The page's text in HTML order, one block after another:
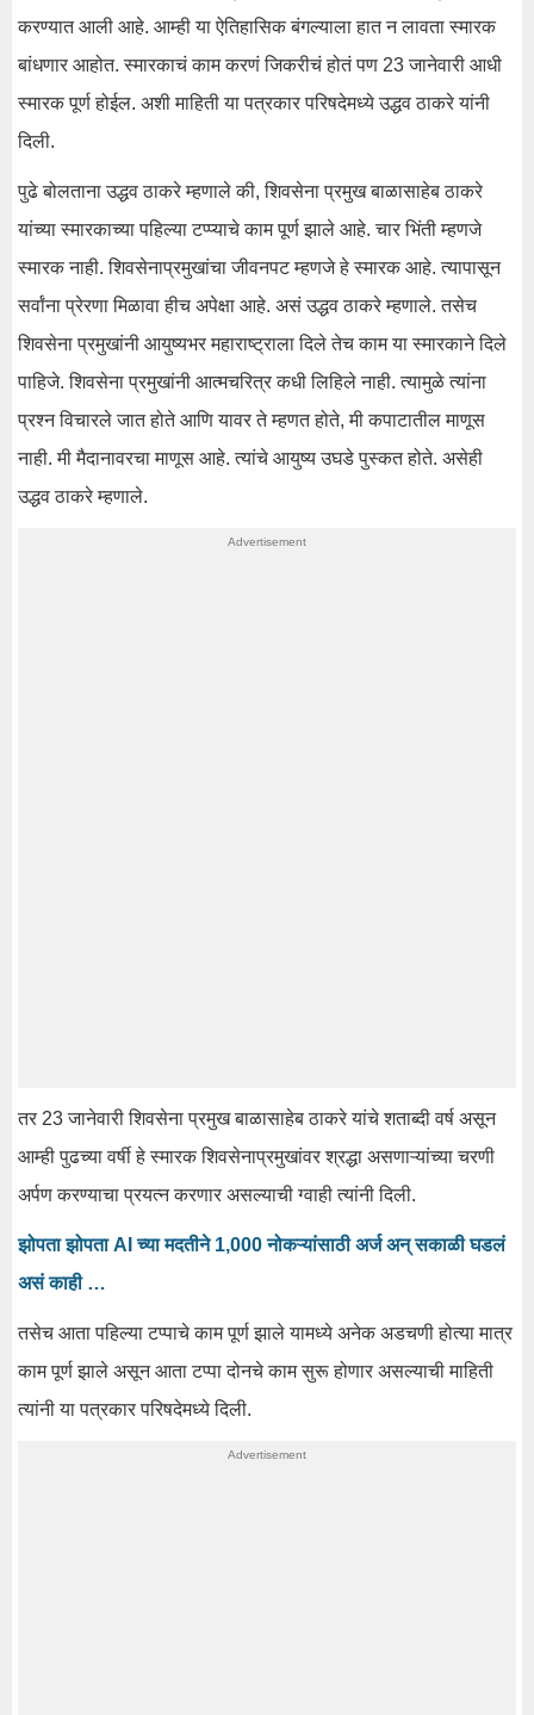
करण्यात आली आहे. आम्ही या ऐतिहासिक बंगल्याला हात न लावता स्मारक
बांधणार आहोत. स्मारकाचं काम करणं जिकरीचं होतं पण 23 जानेवारी आधी
स्मारक पूर्ण होईल. अशी माहिती या पत्रकार परिषदेमध्ये उद्धव ठाकरे यांनी
दिली.
पुढे बोलताना उद्धव ठाकरे म्हणाले की, शिवसेना प्रमुख बाळासाहेब ठाकरे
यांच्या स्मारकाच्या पहिल्या टप्प्याचे काम पूर्ण झाले आहे. चार भिंती म्हणजे
स्मारक नाही. शिवसेनाप्रमुखांचा जीवनपट म्हणजे हे स्मारक आहे. त्यापासून
सर्वांना प्रेरणा मिळावा हीच अपेक्षा आहे. असं उद्धव ठाकरे म्हणाले. तसेच
शिवसेना प्रमुखांनी आयुष्यभर महाराष्ट्राला दिले तेच काम या स्मारकाने दिले
पाहिजे. शिवसेना प्रमुखांनी आत्मचरित्र कधी लिहिले नाही. त्यामुळे त्यांना
प्रश्न विचारले जात होते आणि यावर ते म्हणत होते, मी कपाटातील माणूस
नाही. मी मैदानावरचा माणूस आहे. त्यांचे आयुष्य उघडे पुस्कत होते. असेही
उद्धव ठाकरे म्हणाले.
तर 23 जानेवारी शिवसेना प्रमुख बाळासाहेब ठाकरे यांचे शताब्दी वर्ष असून
आम्ही पुढच्या वर्षी हे स्मारक शिवसेनाप्रमुखांवर श्रद्धा असणाऱ्यांच्या चरणी
अर्पण करण्याचा प्रयत्न करणार असल्याची ग्वाही त्यांनी दिली.
झोपता झोपता AI च्या मदतीने 1,000 नोकऱ्यांसाठी अर्ज अन् सकाळी घडलं
असं काही …
तसेच आता पहिल्या टप्पाचे काम पूर्ण झाले यामध्ये अनेक अडचणी होत्या मात्र
काम पूर्ण झाले असून आता टप्पा दोनचे काम सुरू होणार असल्याची माहिती
त्यांनी या पत्रकार परिषदेमध्ये दिली.